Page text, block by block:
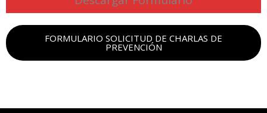
FORMULARIO SOLICITUD DE CHARLAS DE
PREVENCIÓN